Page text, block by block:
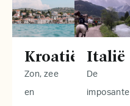
Kroatië
Zon, zee
en
Italië
De
imposante